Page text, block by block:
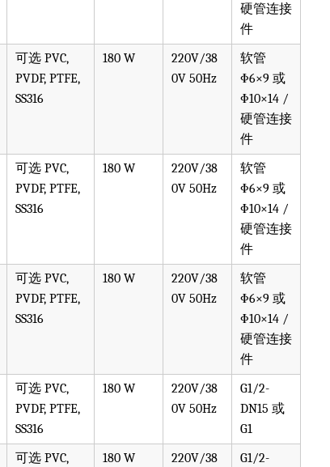
硬管连接
件
可选 PVC,
PVDF, PTFE,
SS316
180 W
220V/38
0V 50Hz
软管
Φ6×9 或
Φ10×14 /
硬管连接
件
可选 PVC,
PVDF, PTFE,
SS316
180 W
220V/38
0V 50Hz
软管
Φ6×9 或
Φ10×14 /
硬管连接
件
可选 PVC,
PVDF, PTFE,
SS316
180 W
220V/38
0V 50Hz
软管
Φ6×9 或
Φ10×14 /
硬管连接
件
可选 PVC,
PVDF, PTFE,
SS316
180 W
220V/38
0V 50Hz
G1/2-
DN15 或
G1
可选 PVC, 180 W 220V/38 G1/2-